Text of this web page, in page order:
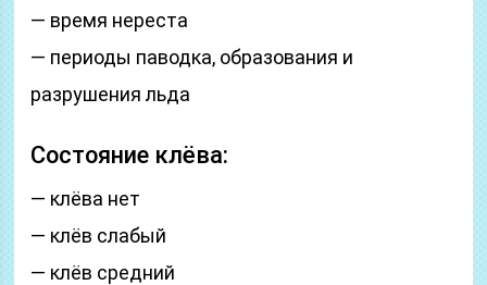
— время нереста
— периоды паводка, образования и
разрушения льда
Состояние клёва:
— клёва нет
— клёв слабый
— клёв средний